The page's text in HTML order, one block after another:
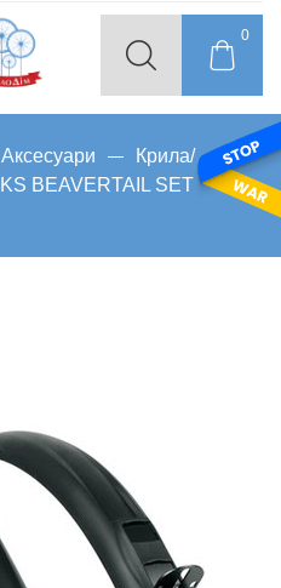
0
Аксесуари
Крила/
BEAVERTAIL SET